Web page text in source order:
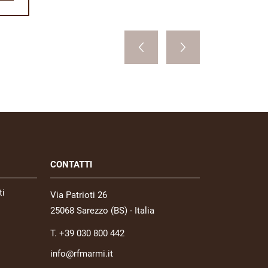
CONTATTI
Via Patrioti 26
25068 Sarezzo (BS) - Italia
T. +39 030 800 442
info@rfmarmi.it